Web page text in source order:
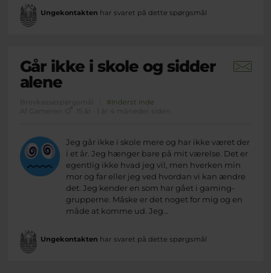
Ungekontakten har svaret på dette spørgsmål
Går ikke i skole og sidder
alene
Brevkassespørgsmål
#Inderst inde
Af Gameren
15 år · 1 år 4 måneder siden
Jeg går ikke i skole mere og har ikke været der
i et år. Jeg hænger bare på mit værelse. Det er
egentlig ikke hvad jeg vil, men hverken min
mor og far eller jeg ved hvordan vi kan ændre
det. Jeg kender en som har gået i gaming-
grupperne. Måske er det noget for mig og en
måde at komme ud. Jeg...
Ungekontakten har svaret på dette spørgsmål